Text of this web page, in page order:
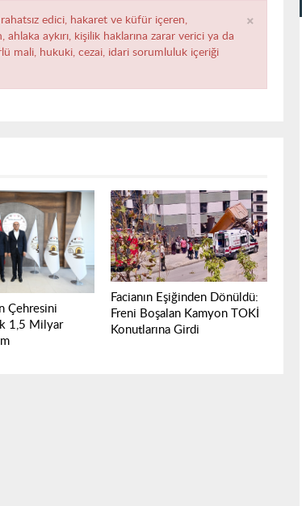
×
edici, hakaret ve küfür içeren,
aykırı, kişilik haklarına zarar verici ya da
mali, hukuki, cezai, idari sorumluluk içeriği
Çehresini
1,5 Milyar
Facianın Eşiğinden Dönüldü:
Freni Boşalan Kamyon TOKİ
Konutlarına Girdi